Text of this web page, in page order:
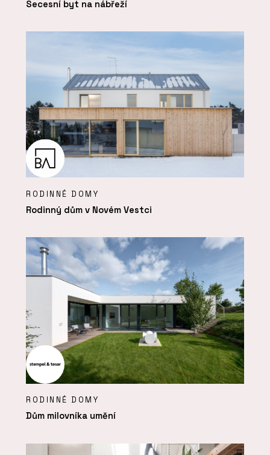
Secesní byt na nábřeží
RODINNÉ DOMY
Rodinný dům v Novém Vestci
RODINNÉ DOMY
Dům milovníka umění